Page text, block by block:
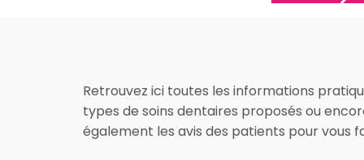
Retrouvez ici toutes les informations
types de soins dentaires proposés ou
également les avis des patients pour vous